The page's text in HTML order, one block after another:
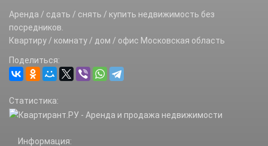
Аренда / сдать / снять / купить недвижимость без
посредников.
Квартиру / комнату / дом / офис Московская область
Поделиться:
Статистика:
Информация: